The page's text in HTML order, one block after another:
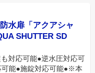
水扉「アクアシャ
SHUTTER SD
対応可能●逆水圧対応可
可能●施錠対応可能●※本